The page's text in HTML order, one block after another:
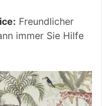
Freundlicher
immer Sie Hilfe